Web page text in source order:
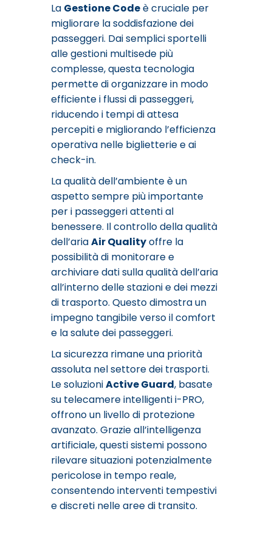
La Gestione Codeè cruciale per
migliorare la soddisfazione dei
passeggeri. Dai semplici sportelli
alle gestioni multisede più
complesse, questa tecnologia
permette di organizzare in modo
efficiente i flussi di passeggeri,
riducendo i tempi di attesa
percepiti e migliorando l’efficienza
operativa nelle biglietterie e ai
check-in.
La qualità dell’ambiente è un
aspetto sempre più importante
per i passeggeri attenti al
benessere. Il controllo della qualità
dell’ariaAir Qualityoffre la
possibilità di monitorare e
archiviare dati sulla qualità dell’aria
all’interno delle stazioni e dei mezzi
di trasporto. Questo dimostra un
impegno tangibile verso il comfort
e la salute dei passeggeri.
La sicurezza rimane una priorità
assoluta nel settore dei trasporti.
Le soluzioniActive Guard, basate
su telecamere intelligenti i-PRO,
offrono un livello di protezione
avanzato. Grazie all’intelligenza
artificiale, questi sistemi possono
rilevare situazioni potenzialmente
pericolose in tempo reale,
consentendo interventi tempestivi
e discreti nelle aree di transito.